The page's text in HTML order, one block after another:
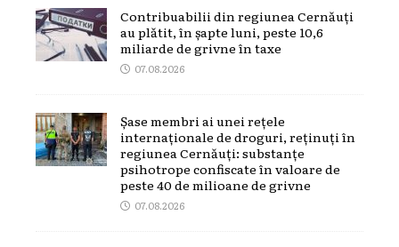
Contribuabilii din regiunea Cernăuți
au plătit, în șapte luni, peste 10,6
miliarde de grivne în taxe
07.08.2026
Șase membri ai unei rețele
internaționale de droguri, reținuți în
regiunea Cernăuți: substanțe
psihotrope confiscate în valoare de
peste 40 de milioane de grivne
07.08.2026